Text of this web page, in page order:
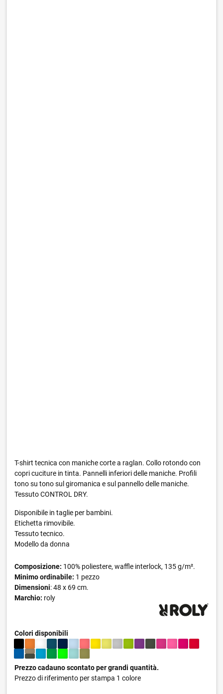
T-shirt tecnica con maniche corte a raglan. Collo rotondo con
copri cuciture in tinta. Pannelli inferiori delle maniche. Profili
tono su tono sul giromanica e sul pannello delle maniche.
Tessuto CONTROL DRY.
Disponibile in taglie per bambini.
Etichetta rimovibile.
Tessuto tecnico.
Modello da donna
Composizione: 100% poliestere, waffle interlock, 135 g/m².
Minimo ordinabile: 1 pezzo
Dimensioni: 48 x 69 cm.
Marchio: roly
Colori disponibili
Prezzo cadauno scontato per grandi quantità.
Prezzo di riferimento per stampa 1 colore